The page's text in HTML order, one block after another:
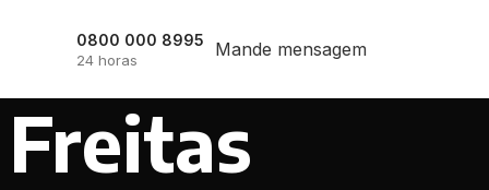
0800 000 8995
24 horas Mande mensagem